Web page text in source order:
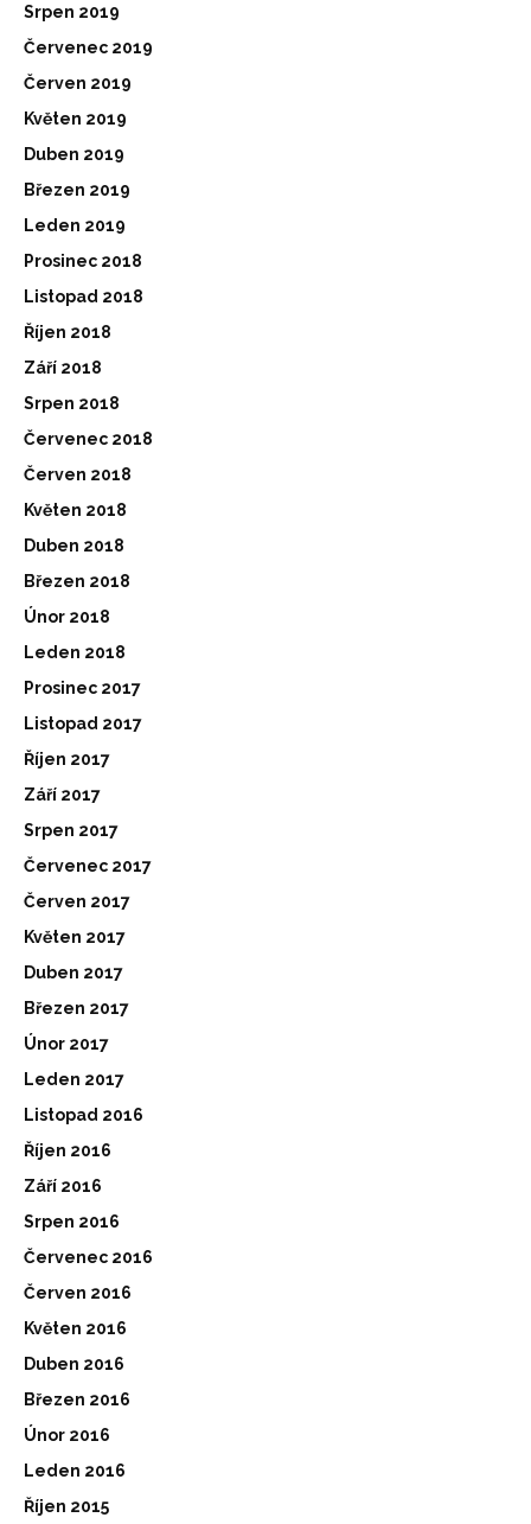
Srpen 2019
Červenec 2019
Červen 2019
Květen 2019
Duben 2019
Březen 2019
Leden 2019
Prosinec 2018
Listopad 2018
Říjen 2018
Září 2018
Srpen 2018
Červenec 2018
Červen 2018
Květen 2018
Duben 2018
Březen 2018
Únor 2018
Leden 2018
Prosinec 2017
Listopad 2017
Říjen 2017
Září 2017
Srpen 2017
Červenec 2017
Červen 2017
Květen 2017
Duben 2017
Březen 2017
Únor 2017
Leden 2017
Listopad 2016
Říjen 2016
Září 2016
Srpen 2016
Červenec 2016
Červen 2016
Květen 2016
Duben 2016
Březen 2016
Únor 2016
Leden 2016
Říjen 2015